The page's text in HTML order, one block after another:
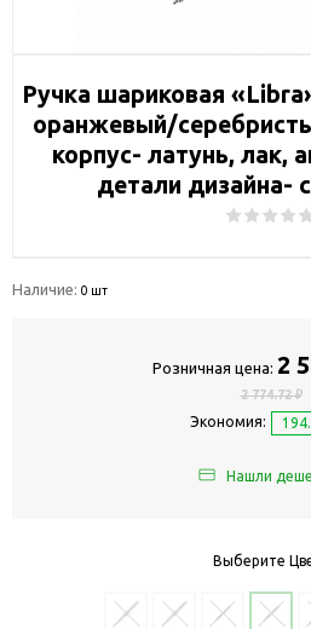
Ручка шариковая
оранжевый/
корпус- латунь, лак,
детали дизайна-
Наличие: 0 шт
Розничная цена: 2
2 774.72 ₽
Экономия:
Нашли
Выберите